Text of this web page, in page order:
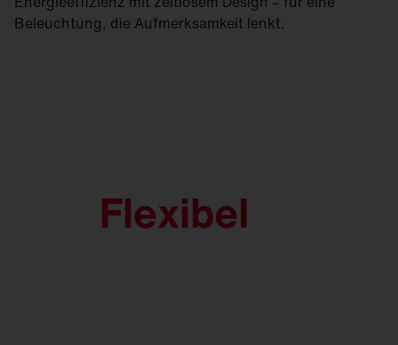
Beleuchtung, die Aufmerksamkeit lenkt.